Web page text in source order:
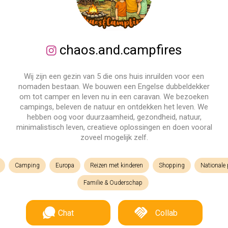
chaos.and.campfires
Wij zijn een gezin van 5 die ons huis inruilden voor een
nomaden bestaan. We bouwen een Engelse dubbeldekker
om tot camper en leven nu in een caravan. We bezoeken
campings, beleven de natuur en ontdekken het leven. We
hebben oog voor duurzaamheid, gezondheid, natuur,
minimalistisch leven, creatieve oplossingen en doen vooral
zoveel mogelijk zelf.
Camping Europa Reizen met kinderen Shopping Nationale
Familie & Ouderschap
Chat Collab